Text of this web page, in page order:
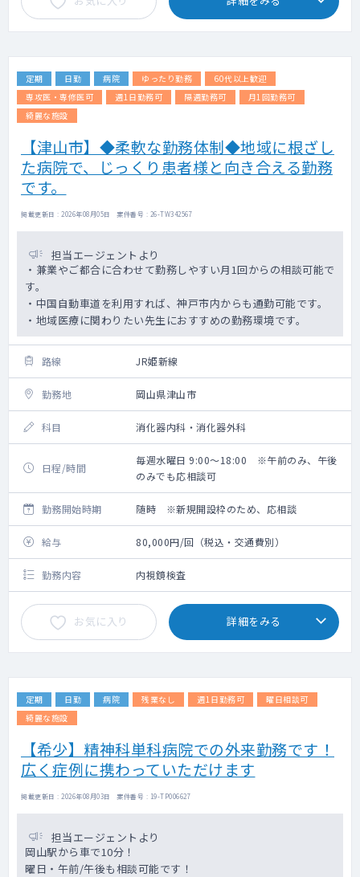
定期 日勤 病院 ゆったり勤務
60代以上歓迎
専攻医・専修医可
週1日勤務可 隔週勤務可
月1回勤務可
綺麗な施設
【津山市】◆柔軟な勤務体制◆地域に根ざし
た病院で、じっくり患者様と向き合える勤務
です。
掲載更新日 : 2026年08月05日 案件番号 : 26-TW342567
担当エージェントより
・兼業やご都合に合わせて勤務しやすい月1回からの相談可能で
す。
・中国自動車道を利用すれば、神戸市内からも通勤可能です。
・地域医療に関わりたい先生におすすめの勤務環境です。
路線 JR姫新線
勤務地 岡山県津山市
科目 消化器内科・消化器外科
日程/時間
毎週水曜日 9:00～18:00 ※午前のみ、午後
のみでも応相談可
勤務開始時期 随時 ※新規開設枠のため、応相談
給与 80,000円/回（税込・交通費別）
勤務内容 内視鏡検査
お気に入り 詳細をみる
定期 日勤 病院 残業なし 週1日勤務可
曜日相談可
綺麗な施設
【希少】精神科単科病院での外来勤務です！
広く症例に携わっていただけます
掲載更新日 : 2026年08月03日 案件番号 : 19-TP006627
担当エージェントより
岡山駅から車で10分！
曜日・午前/午後も相談可能です！